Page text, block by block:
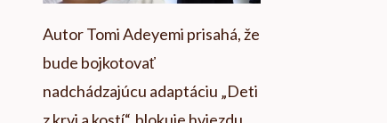
Autor Tomi Adeyemi prisahá, že
bude bojkotovať
nadchádzajúcu adaptáciu „Deti